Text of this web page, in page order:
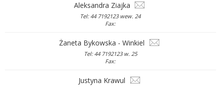
Aleksandra Ziajka
Tel: 44 7192123 wew. 24
Fax:
Żaneta Bykowska - Winkiel
Tel: 44 7192123 w. 25
Fax:
Justyna Krawul